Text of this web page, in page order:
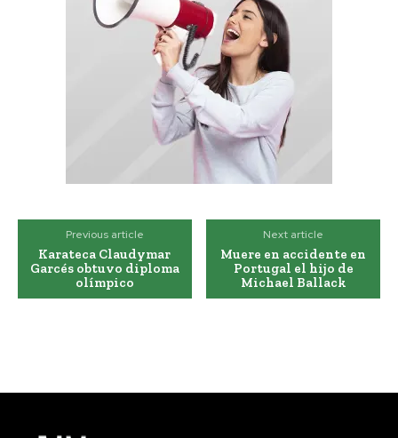
Previous article
Karateca Claudymar
Garcés obtuvo diploma
olímpico
Next article
Muere en accidente en
Portugal el hijo de
Michael Ballack